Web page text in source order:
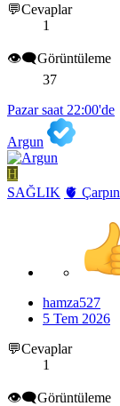
💬Cevaplar
1
👁️‍🗨️Görüntüleme
37
Pazar saat 22:00'de
Argun
H
SAĞLIK 🫀
hamza527
5 Tem 2026
💬Cevaplar
1
👁️‍🗨️Görüntüleme